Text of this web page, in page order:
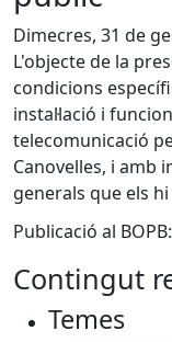
Dimecres, 31 de
L'objecte de la
condicions
instal·lació i
telecomunicació
Canovelles, i amb
generals que els
Publicació al
Contingut
Temes